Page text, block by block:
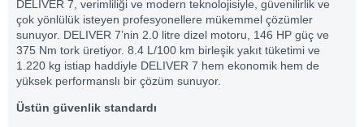
DELIVER 7, verimliliği ve modern teknolojisiyle, güvenilirlik ve
çok yönlülük isteyen profesyonellere mükemmel çözümler
sunuyor. DELIVER 7’nin 2.0 litre dizel motoru, 146 HP güç ve
375 Nm tork üretiyor. 8.4 L/100 km birleşik yakıt tüketimi ve
1.220 kg istiap haddiyle DELIVER 7 hem ekonomik hem de
yüksek performanslı bir çözüm sunuyor.
Üstün güvenlik standardı